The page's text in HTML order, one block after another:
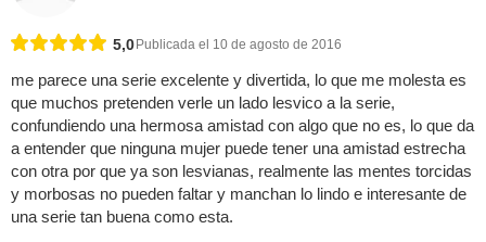
5,0Publicada el 10 de agosto de 2016
me parece una serie excelente y divertida, lo que me molesta es
que muchos pretenden verle un lado lesvico a la serie,
confundiendo una hermosa amistad con algo que no es, lo que da
a entender que ninguna mujer puede tener una amistad estrecha
con otra por que ya son lesvianas, realmente las mentes torcidas
y morbosas no pueden faltar y manchan lo lindo e interesante de
una serie tan buena como esta.